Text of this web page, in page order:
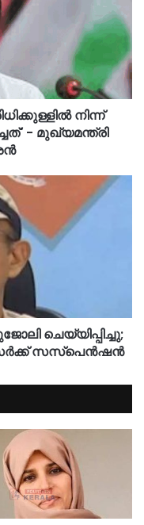
നിന്ന്
- മുഖ്യമന്ത്രി
ചെയ്യിപ്പിച്ചു;
സസ്പെൻഷൻ